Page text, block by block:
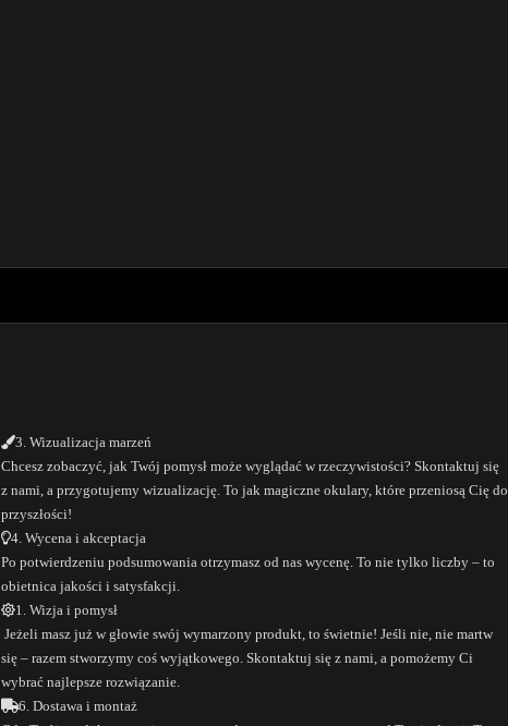
3. Wizualizacja marzeń
Chcesz zobaczyć, jak Twój pomysł może wyglądać w rzeczywistości? Skontaktuj się
z nami, a przygotujemy wizualizację. To jak magiczne okulary, które przeniosą Cię do
przyszłości!
4. Wycena i akceptacja
Po potwierdzeniu podsumowania otrzymasz od nas wycenę. To nie tylko liczby – to
obietnica jakości i satysfakcji.
1. Wizja i pomysł
Jeżeli masz już w głowie swój wymarzony produkt, to świetnie! Jeśli nie, nie martw
się – razem stworzymy coś wyjątkowego. Skontaktuj się z nami, a pomożemy Ci
wybrać najlepsze rozwiązanie.
6. Dostawa i montaż